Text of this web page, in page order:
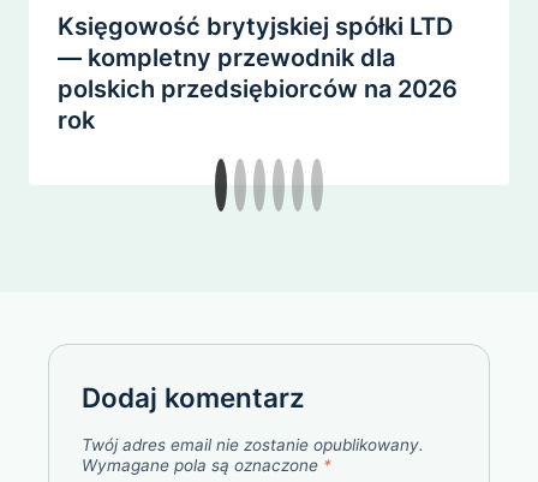
Księgowość brytyjskiej spółki LTD
— kompletny przewodnik dla
polskich przedsiębiorców na 2026
rok
Dodaj komentarz
Twój adres email nie zostanie opublikowany.
Wymagane pola są oznaczone *